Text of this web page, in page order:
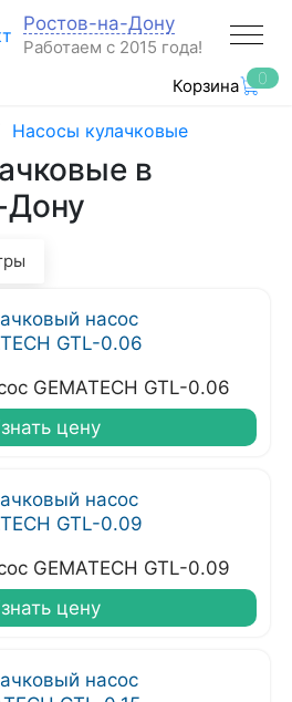
Ростов-на-Дону
Работаем с 2015 года!
Корзина 0
Насосы кулачковые
в
Дону
GEMATECH GTL-0.06
цену
GEMATECH GTL-0.09
цену